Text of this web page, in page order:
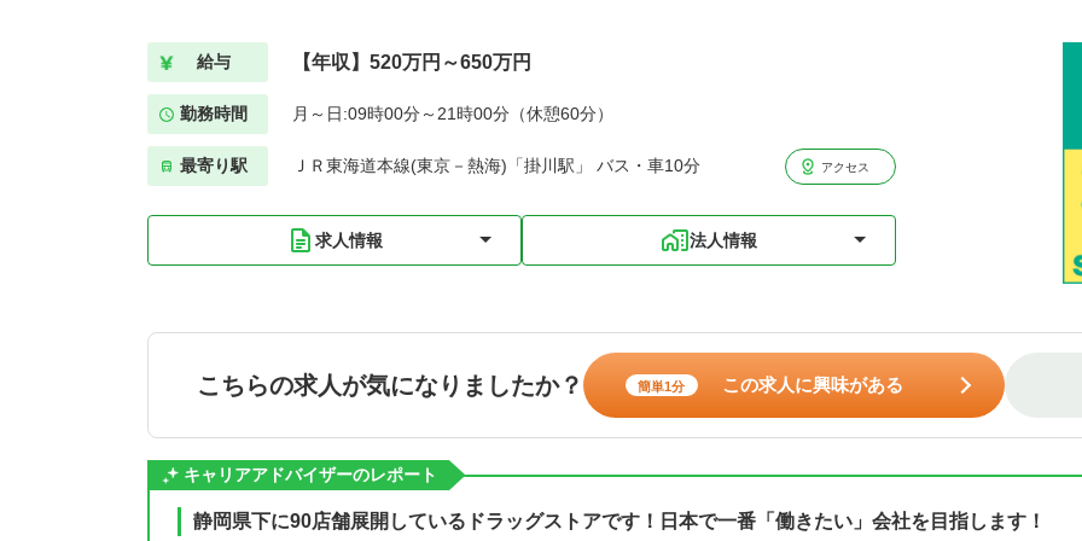
給与 【年収】520万円～650万円
勤務時間 月～日:09時00分～21時00分（休憩60分）
最寄り駅 ＪＲ東海道本線(東京－熱海)「掛川駅」 バス・車10分 アクセス
求人情報 法人情報
こちらの求人が気になりましたか？ 簡単1分 この求人に興味がある
キャリアアドバイザーのレポート
静岡県下に90店舗展開しているドラッグストアです！日本で一番「働きたい」会社を目指します！